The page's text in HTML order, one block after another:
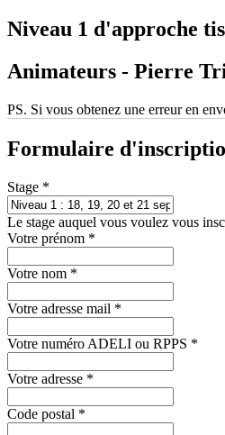
Niveau 1 d'approche
Animateurs - Pierre
PS. Si vous obtenez une erreur en
Formulaire
Stage *
Le stage auquel vous voulez vous
Votre prénom *
Votre nom *
Votre adresse mail *
Votre numéro ADELI ou RPPS *
Votre adresse *
Code postal *